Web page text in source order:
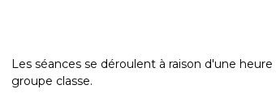
Les séances se déroulent à raison d'une
groupe classe.